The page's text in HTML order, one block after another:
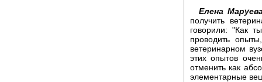
Елена
получить
говорили: "Как
проводить
ветеринарном
этих опытов
отменить как
элементарные